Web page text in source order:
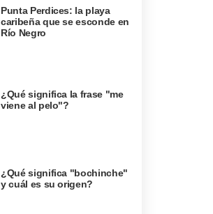
Punta Perdices: la playa
caribeña que se esconde en
Río Negro
¿Qué significa la frase "me
viene al pelo"?
¿Qué significa "bochinche"
y cuál es su origen?